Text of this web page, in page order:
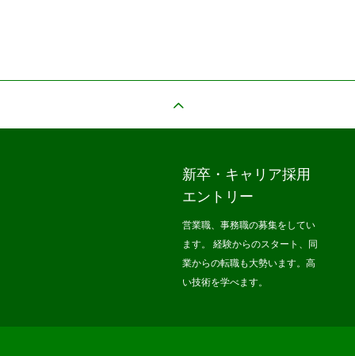
新卒・キャリア採用
エントリー
営業職、事務職の募集をしてい
ます。 経験からのスタート、同
業からの転職も大勢います。高
い技術を学べます。